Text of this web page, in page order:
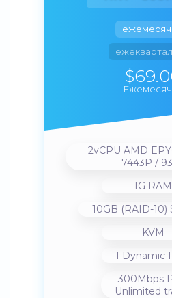
2vCPU AMD
7443P /
1G RAM
10GB (RAID-10)
KVM
1 Dynamic
300Mbps
Unlimited